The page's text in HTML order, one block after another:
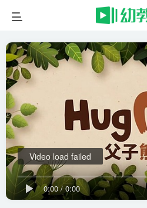
0:00/0:00
Video load failed